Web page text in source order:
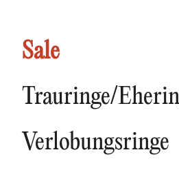
Sale
Trauringe/
NEUHEITEN
Verlobungsringe